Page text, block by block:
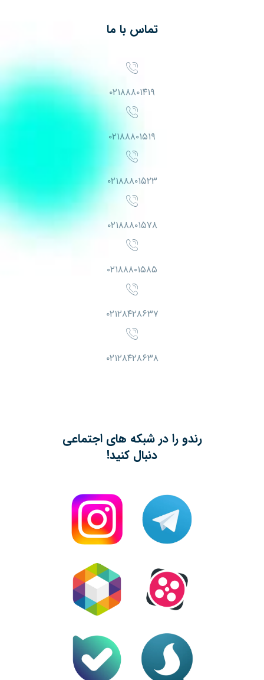
تماس با ما
۰۲۱۸۸۸۰۱۴۱۹
۰۲۱۸۸۸۰۱۵۱۹
۰۲۱۸۸۸۰۱۵۲۳
۰۲۱۸۸۸۰۱۵۷۸
۰۲۱۸۸۸۰۱۵۸۵
۰۲۱۲۸۴۲۸۶۳۷
۰۲۱۲۸۴۲۸۶۳۸
رندو را در شبکه های اجتماعی
دنبال کنید!